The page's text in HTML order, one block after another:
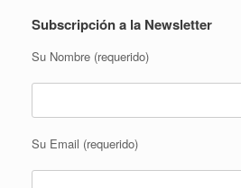
Subscripción a la Newsletter
Su Nombre (requerido)
Su Email (requerido)